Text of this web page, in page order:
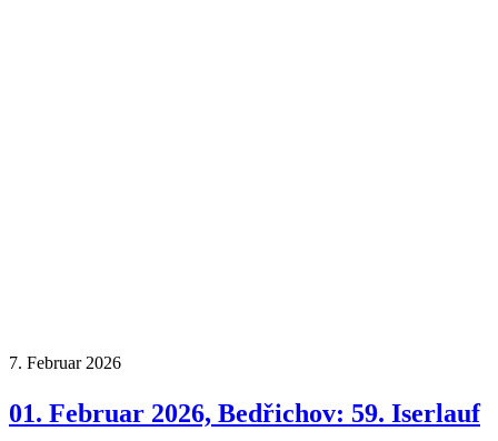
7. Februar 2026
01. Februar 2026, Bedřichov: 59. Iserlauf